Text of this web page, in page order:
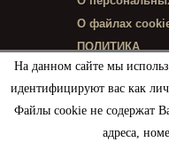
На данном сайте мы
идентифицируют вас как
Файлы cookie не содержат
адреса,
О файлах
ПОЛИТИКА